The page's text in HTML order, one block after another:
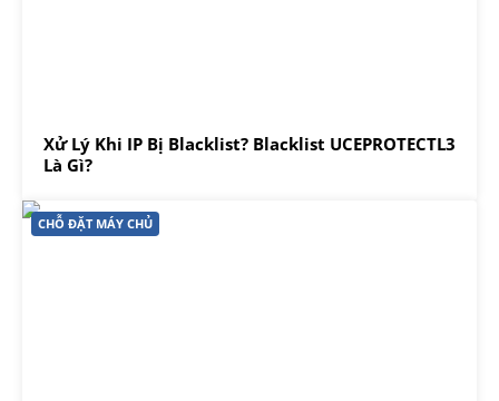
Xử Lý Khi IP Bị Blacklist? Blacklist UCEPROTECTL3
Là Gì?
CHỖ ĐẶT MÁY CHỦ